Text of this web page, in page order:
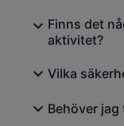
oförglömligt sätt
med
Finns det
aktivitet?
Vilka
Behöver